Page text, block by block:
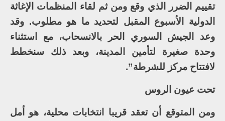
تقييم الضرر الذي وقع ومن ثم لقاء المنظمات الإغاثة
الدولية الأسبوع المقبل لتحديد ما هو مطلوب. وقد
وعد الجيش السوري الحر بالانسحاب، مع استثناء
وحدة صغيرة لتأمين المدينة، وبعد ذلك سنخطط
لافتتاح مركز للشرطة”.
تحت عيون الروس
ومن المتوقع أن تعقد قريبا انتخابات محلية، هو أمل